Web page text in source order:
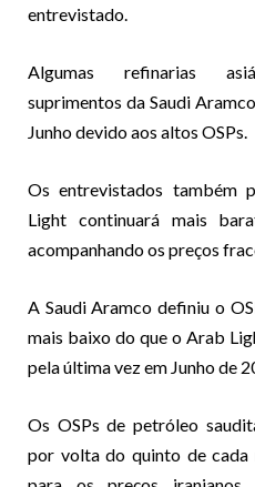
entrevistado.
Algumas refinarias
suprimentos da Saudi
Junho devido aos altos OSPs.
Os entrevistados também
Light continuará mais
acompanhando os preços
A Saudi Aramco definiu o
mais baixo do que o Arab
pela última vez em Junho de
Os OSPs de petróleo
por volta do quinto de cada